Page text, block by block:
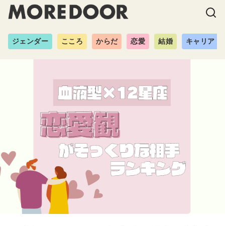
ジェンダー こころ からだ 恋愛 結婚 キャリア